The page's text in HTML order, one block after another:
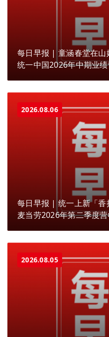
每日早报 | 童涵春堂在山
统一中国2026年中期业
2026.08.06
每日早报 | 统一上新「香
麦当劳2026年第二季度
2026.08.05